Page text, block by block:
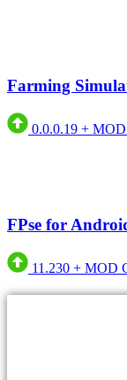
Farming
0.0.0.19 +
FPse for
11.230 + MOD